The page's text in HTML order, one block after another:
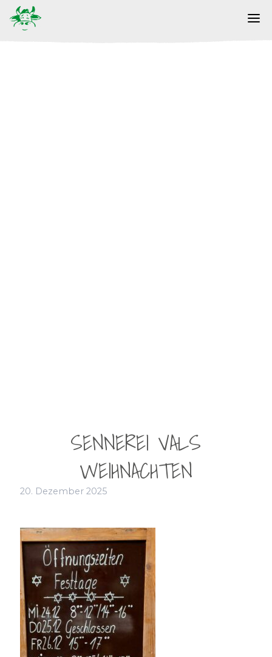
SENNEREI VALS
WEIHNACHTEN
20. Dezember 2025